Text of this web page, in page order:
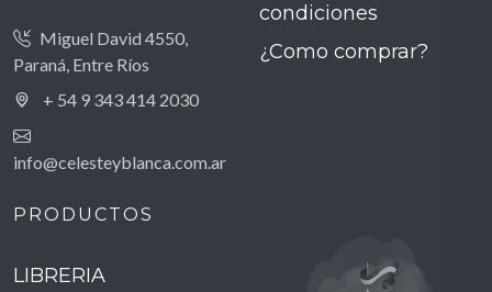
Miguel David 4550,
Paraná, Entre Ríos
+ 54 9 343 414 2030
info@celesteyblanca.com.ar
condiciones
¿Como comprar?
PRODUCTOS
LIBRERIA